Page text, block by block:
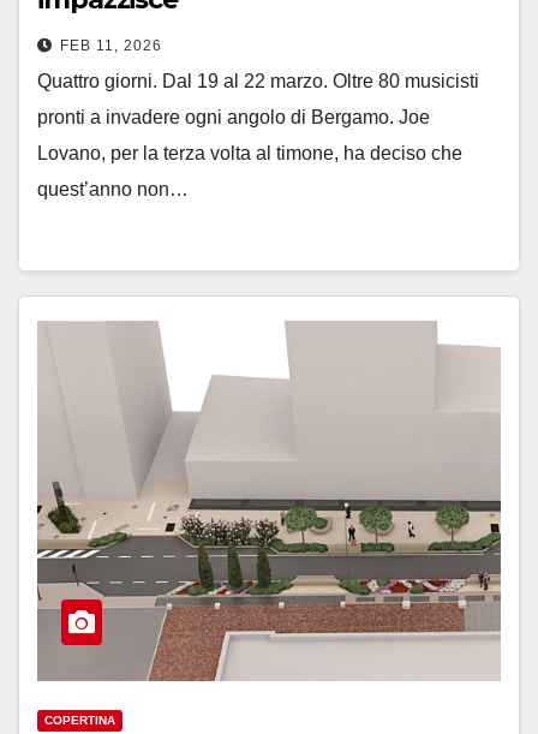
FEB 11, 2026
Quattro giorni. Dal 19 al 22 marzo. Oltre 80 musicisti
pronti a invadere ogni angolo di Bergamo. Joe
Lovano, per la terza volta al timone, ha deciso che
quest’anno non…
COPERTINA